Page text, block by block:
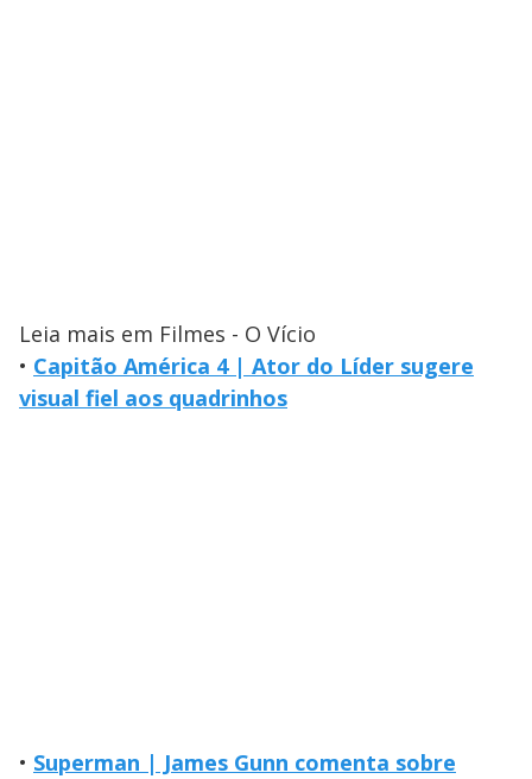
Leia mais em Filmes - O Vício
• Capitão América 4 | Ator do Líder sugere
visual fiel aos quadrinhos
• Superman | James Gunn comenta sobre